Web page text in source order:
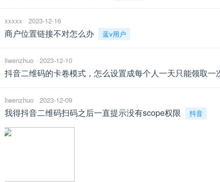
xxxxx 2023-12-16
商户位置链接不对怎么办 蓝v用户
liwenzhuo 2023-12-10
抖音二维码的卡卷模式，怎么设置成每个人一天只能领取一
liwenzhuo 2023-12-09
我得抖音二维码扫码之后一直提示没有scope权限 抖音